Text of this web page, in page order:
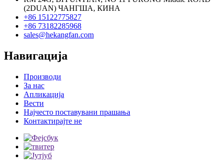
(2DUAN) ЧАНГША, КИНА
+86 15122775827
+86 73182285968
sales@hekangfan.com
Навигација
Производи
За нас
Апликација
Вести
Најчесто поставувани прашања
Контактирајте не